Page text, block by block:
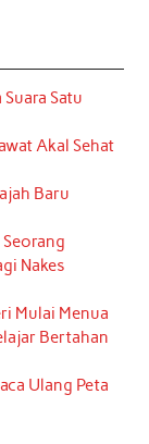
Satu
Akal Sehat
Baru
Nakes
Mulai Menua
Bertahan
Ulang Peta